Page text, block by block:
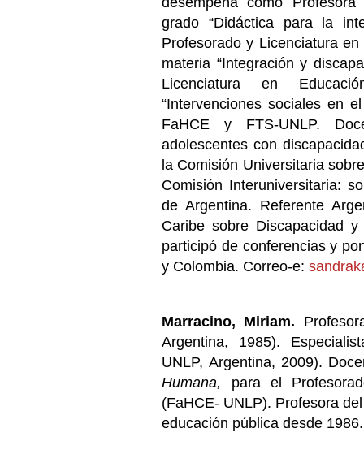
grado “Didáctica para la
Profesorado y Licenciatura
materia “Integración y
Licenciatura en
“Intervenciones sociales en
FaHCE y FTS-UNLP.
adolescentes con
la Comisión Universitaria
Comisión Interuniversitaria:
de Argentina. Referente
Caribe sobre Discapacidad
participó de conferencias y
y Colombia. Correo-e:
Marracino, Miriam.
Argentina, 1985).
UNLP, Argentina, 2009).
Humana, para el
(FaHCE- UNLP). Profesora
educación pública desde